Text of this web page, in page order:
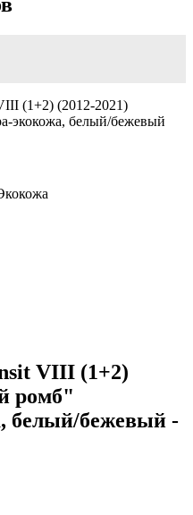
VIII (1+2)
ромб"
белый/бежевый -